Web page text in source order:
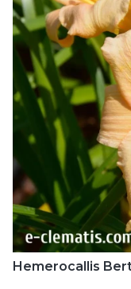
Hemerocallis